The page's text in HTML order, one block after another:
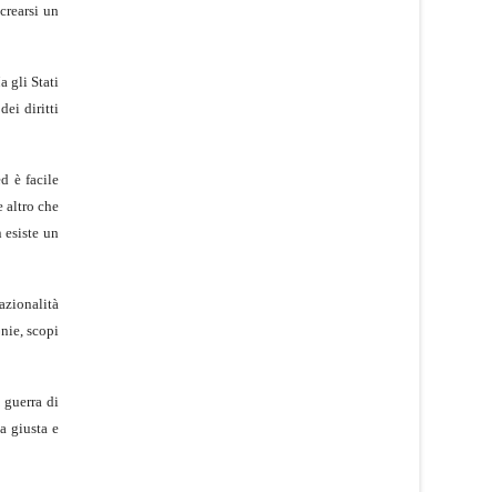
un
gli Stati
dei diritti
è facile
altro che
un
scopi
di
giusta e